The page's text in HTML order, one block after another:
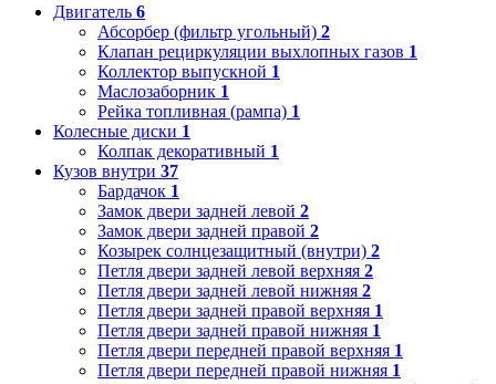
Двигатель 6
Абсорбер (фильтр угольный) 2
Клапан рециркуляции выхлопных газов 1
Коллектор выпускной 1
Маслозаборник 1
Рейка топливная (рампа) 1
Колесные диски 1
Колпак декоративный 1
Кузов внутри 37
Бардачок 1
Замок двери задней левой 2
Замок двери задней правой 2
Козырек солнцезащитный (внутри) 2
Петля двери задней левой верхняя 2
Петля двери задней левой нижняя 2
Петля двери задней правой верхняя 1
Петля двери задней правой нижняя 1
Петля двери передней правой верхняя 1
Петля двери передней правой нижняя 1